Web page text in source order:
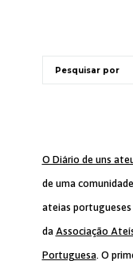
O Diário de uns
de uma
ateias
da Associação
Portuguesa. O